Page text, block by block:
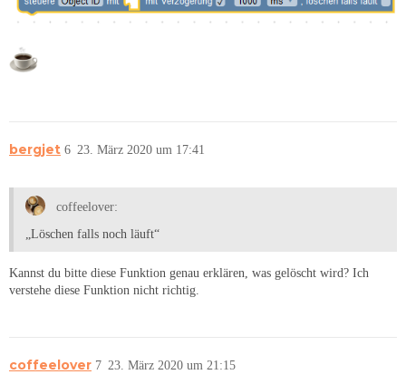
bergjet 23. März 2020 um 17:41
6
coffeelover:
„Löschen falls noch läuft“
Kannst du bitte diese Funktion genau erklären, was gelöscht wird? Ich
verstehe diese Funktion nicht richtig.
coffeelover 23. März 2020 um 21:15
7